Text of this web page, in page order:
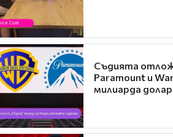
Съдията
Paramount и
милиарда